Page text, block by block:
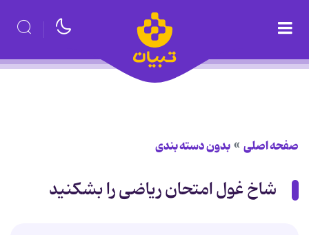
صفحه اصلی بدون دسته بندی
شاخ غول امتحان ریاضی را بشکنید